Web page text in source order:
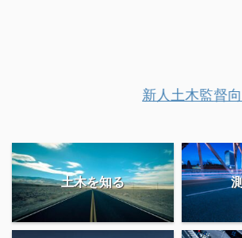
新人土木監督向け
土木を知る